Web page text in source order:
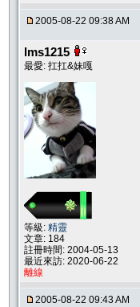
2005-08-22 09:38 AM
lms1215
最愛: 扛扛&妹嘎
等級: 精靈
文章: 184
註冊時間: 2004-05-13
最近來訪: 2020-06-22
離線
2005-08-22 09:43 AM